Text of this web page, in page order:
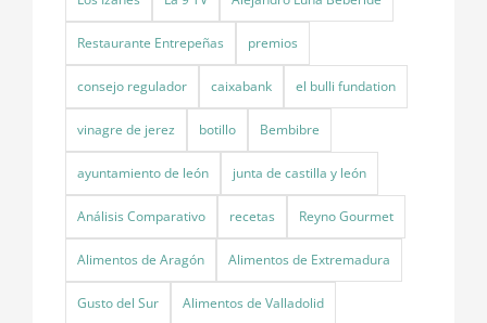
Restaurante Entrepeñas premios
consejo regulador caixabank el bulli fundation
vinagre de jerez botillo Bembibre
ayuntamiento de león junta de castilla y león
Análisis Comparativo recetas Reyno Gourmet
Alimentos de Aragón Alimentos de Extremadura
Gusto del Sur Alimentos de Valladolid